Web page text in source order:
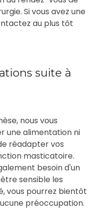
Si vous avez une
au plus tôt
suite à
nous vous
une alimentation ni
réadapter vos
masticatoire.
besoin d'un
sensible les
vous pourrez bientôt
préoccupation.